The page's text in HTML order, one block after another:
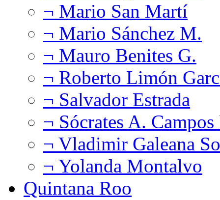
¬ Mario San Martí
¬ Mario Sánchez M.
¬ Mauro Benites G.
¬ Roberto Limón
¬ Salvador Estrada
¬ Sócrates A.
¬ Vladimir Galeana
¬ Yolanda Montalvo
Quintana Roo